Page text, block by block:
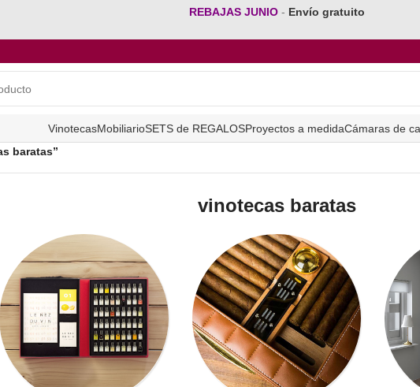
REBAJAS JUNIO - Envío gratuito
VinotecasMobiliarioSETS de REGALOSProyectos a medidaCámaras de
baratas”
vinotecas baratas